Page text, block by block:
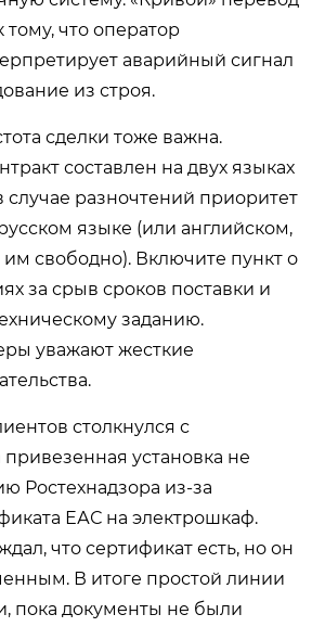
что оператор
аварийный сигнал
из строя.
сделки тоже важна.
составлен на двух языках
случае разночтений приоритет
языке (или английском,
свободно). Включите пункт о
за срыв сроков поставки и
заданию.
уважают жесткие
столкнулся с
установка не
Ростехнадзора из-за
ЕАС на электрошкаф.
что сертификат есть, но он
В итоге простой линии
пока документы не были